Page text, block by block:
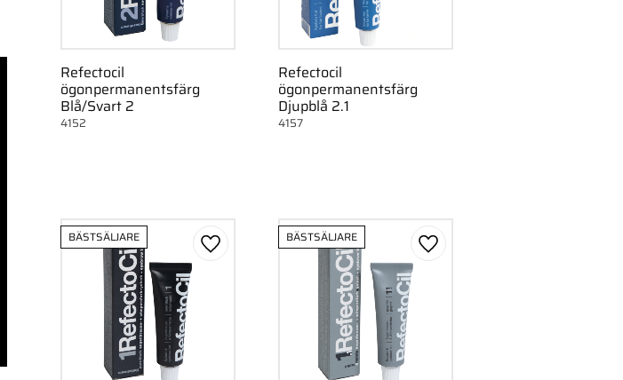
Refectocil
ögonpermanentsfärg
Blå/Svart 2
4152
Refectocil
ögonpermanentsfärg
Djupblå 2.1
4157
BÄSTSÄLJARE
Lägg till i favoriter
BÄSTSÄLJARE
Lägg till i favoriter